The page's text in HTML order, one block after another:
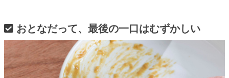
おとなだって、最後の一口はむずかしい